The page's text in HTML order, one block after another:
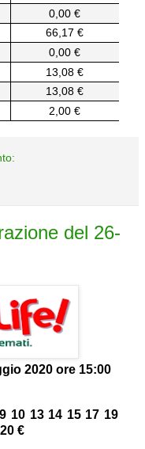
0,00 €
66,17 €
0,00 €
13,08 €
13,08 €
2,00 €
del 26-
2020 ore 15:00
10 13 14 15 17 19
€